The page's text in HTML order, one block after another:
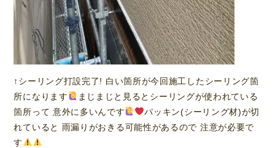
↑シーリング打設完了! 白い箇所が今回施工したシーリング箇
所になります
まじまじと見るとシーリングが使われている
箇所って 意外に多いんです
パッキン(シーリング材)が切
れていると 雨漏りがおきる可能性があるので 注意が必要で
す